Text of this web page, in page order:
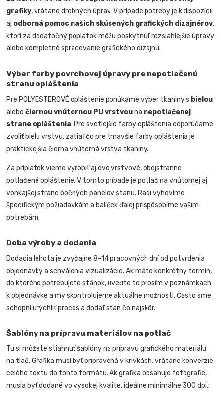
grafiky, vrátane drobných úprav. V prípade potreby je k dispozícii
aj odborná pomoc našich skúsených grafických dizajnérov,
ktorí za dodatočný poplatok môžu poskytnúť rozsiahlejšie úpravy
alebo kompletné spracovanie grafického dizajnu.
Výber farby povrchovej úpravy pre nepotlačenú
stranu opláštenia
Pre POLYESTEROVÉ opláštenie ponúkame výber tkaniny s bielou
alebočiernou vnútornou PU vrstvouna nepotlačenej
strane opláštenia. Pre svetlejšie farby opláštenia odporúčame
zvoliť bielu vrstvu, zatiaľ čo pre tmavšie farby opláštenia je
praktickejšia čierna vnútorná vrstva tkaniny.
Za príplatok vieme vyrobiť aj dvojvrstvové, obojstranne
potlačené opláštenie. V tomto prípade je potlač na vnútornej aj
vonkajšej strane bočných panelov stanu. Radi vyhovíme
špecifickým požiadavkám a balíček ďalej prispôsobíme vašim
potrebám.
Doba výroby a dodania
Dodacia lehota je zvyčajne 8–14 pracovných dní od potvrdenia
objednávky a schválenia vizualizácie. Ak máte konkrétny termín,
do ktorého potrebujete stánok, uveďte to prosím v poznámkach
k objednávke a my skontrolujeme aktuálne možnosti. Často sme
schopní urýchliť proces a dodať stan čo najskôr.
Šablóny na prípravu materiálov na potlač
Tu si môžete stiahnuť šablóny na prípravu grafického materiálu
na tlač. Grafika musí byť pripravená v krivkách, vrátane konverzie
celého textu do tohto formátu. Ak grafika obsahuje fotografie,
musia byť dodané vo vysokej kvalite, ideálne minimálne 300 dpi.: